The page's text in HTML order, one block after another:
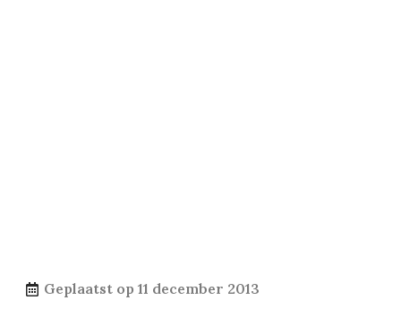
Geplaatst op 11 december 2013